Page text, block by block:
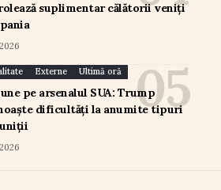
suplimentar călătorii veniți
Externe Ultimă oră
pe arsenalul SUA: Trump
dificultăți la anumite tipuri